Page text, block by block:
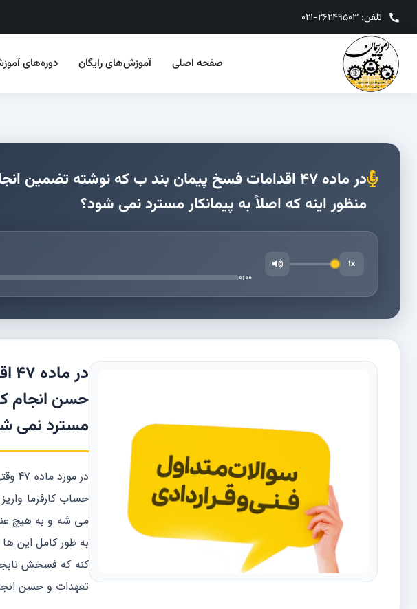
تلفن: 26249503-021
صفحه‌ اصلی آموزش‌های‌ رایگان دوره‌های
در ماده ۴۷ اقدامات فسخ پیمان بند ب که نوشته
منظور اینه که اصلاً به پیمانکار مسترد نمی شود؟
0:00
1x
حسن انجام
مسترد نمی
حساب کارفرما
می شه و به هیچ
به طور کامل این
کنه که فسخش
تعهدات و حسن